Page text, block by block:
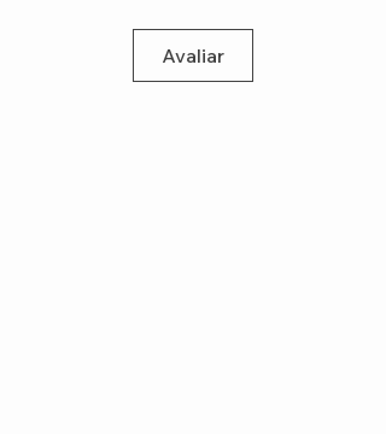
Avaliar